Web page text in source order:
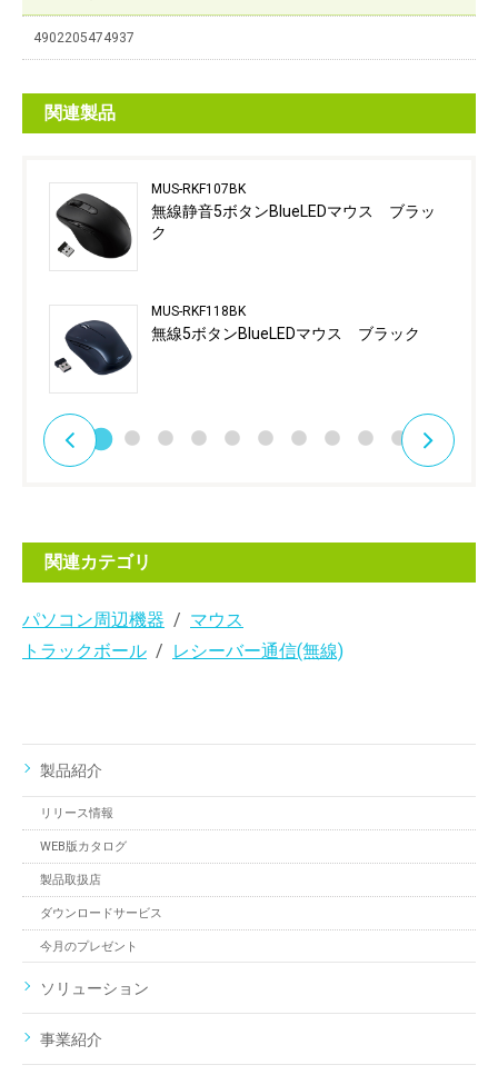
4902205474937
関連製品
MUS-RKF107BK
無線静音5ボタンBlueLEDマウス ブラッ
ク
MUS-RKF118BK
無線5ボタンBlueLEDマウス ブラック
関連カテゴリ
パソコン周辺機器
マウス
トラックボール
レシーバー通信(無線)
製品紹介
リリース情報
WEB版カタログ
製品取扱店
ダウンロードサービス
今月のプレゼント
ソリューション
事業紹介